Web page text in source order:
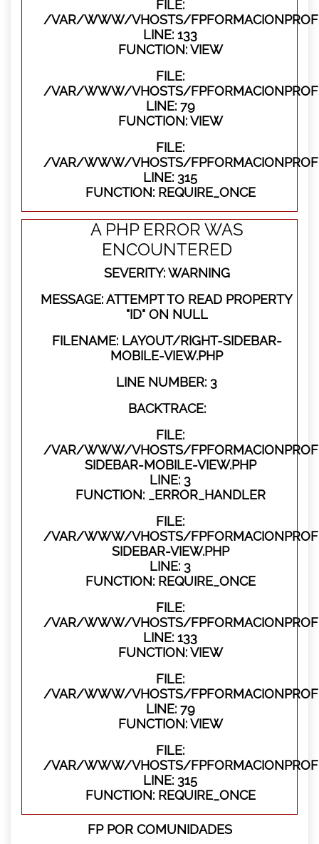
FILE:
/VAR/WWW/VHOSTS/
LINE: 133
FUNCTION: VIEW
FILE:
/VAR/WWW/VHOSTS/
LINE: 79
FUNCTION: VIEW
FILE:
/VAR/WWW/VHOSTS/
LINE: 315
FUNCTION: REQUIRE_ONCE
A PHP ERROR WAS
ENCOUNTERED
SEVERITY: WARNING
MESSAGE: ATTEMPT TO READ PROPERTY
"ID" ON NULL
FILENAME: LAYOUT/RIGHT-SIDEBAR-
MOBILE-VIEW.PHP
LINE NUMBER: 3
BACKTRACE:
FILE:
/VAR/WWW/VHOSTS/
SIDEBAR-MOBILE-VIEW.PHP
LINE: 3
FUNCTION: _ERROR_HANDLER
FILE:
/VAR/WWW/VHOSTS/
SIDEBAR-VIEW.PHP
LINE: 3
FUNCTION: REQUIRE_ONCE
FILE:
/VAR/WWW/VHOSTS/
LINE: 133
FUNCTION: VIEW
FILE:
/VAR/WWW/VHOSTS/
LINE: 79
FUNCTION: VIEW
FILE:
/VAR/WWW/VHOSTS/
LINE: 315
FUNCTION: REQUIRE_ONCE
FP POR COMUNIDADES